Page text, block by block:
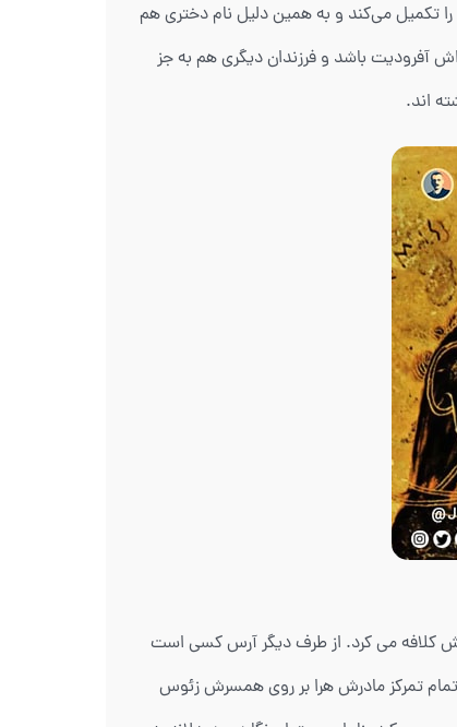
تکمیل می‌کند و به همین دلیل نام دختری هم
آفرودیت باشد و فرزندان دیگری هم به جز
اند.
کلافه می کرد. از طرف دیگر آرس کسی است
تمرکز مادرش هرا بر روی همسرش زئوس